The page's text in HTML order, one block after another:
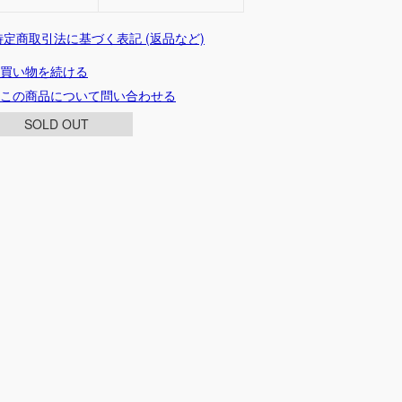
定商取引法に基づく表記 (返品など)
買い物を続ける
この商品について問い合わせる
SOLD OUT